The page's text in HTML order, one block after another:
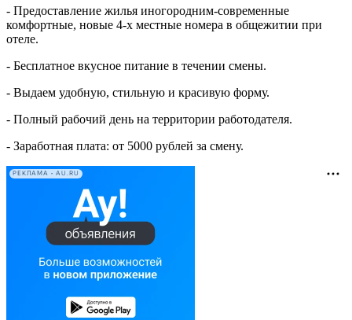
- Предоставление жилья иногородним-современные
комфортные, новые 4-х местные номера в общежитии при
отеле.
- Бесплатное вкусное питание в течении смены.
- Выдаем удобную, стильную и красивую форму.
- Полный рабочий день на территории работодателя.
- Заработная плата: от 5000 рублей за смену.
РЕКЛАМА • AU.RU